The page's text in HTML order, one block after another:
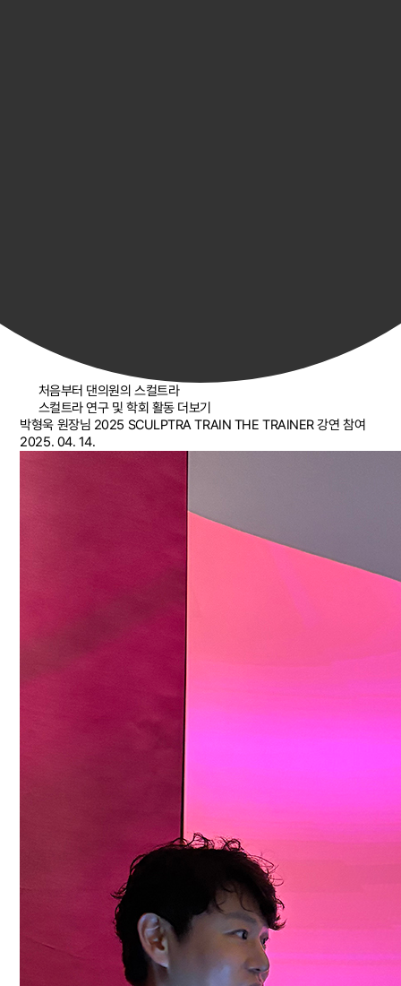
처음부터 댄의원의 스컬트라
스컬트라 연구 및 학회 활동 더보기
박형욱 원장님 2025 SCULPTRA TRAIN THE TRAINER 강연 참여
2025. 04. 14.